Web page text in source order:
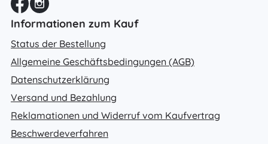
Informationen zum Kauf
Status der Bestellung
Allgemeine Geschäftsbedingungen (AGB)
Datenschutzerklärung
Versand und Bezahlung
Reklamationen und Widerruf vom Kaufvertrag
Beschwerdeverfahren